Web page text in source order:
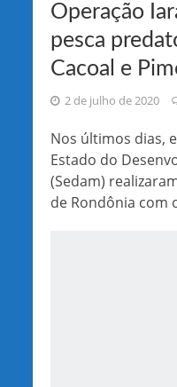
Operação
pesca
Cacoal e
2 de julho de 2020
Nos últimos dias,
Estado do
(Sedam)
de Rondônia com